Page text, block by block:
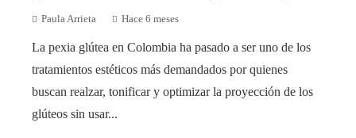
Paula Arrieta Hace 6 meses
La pexia glútea en Colombia ha pasado a ser uno de los
tratamientos estéticos más demandados por quienes
buscan realzar, tonificar y optimizar la proyección de los
glúteos sin usar...